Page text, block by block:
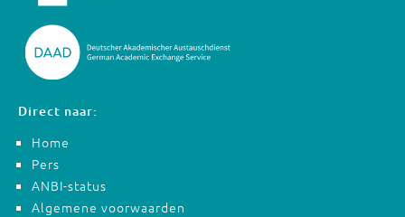
Direct naar:
Home
Pers
ANBI-status
Algemene voorwaarden